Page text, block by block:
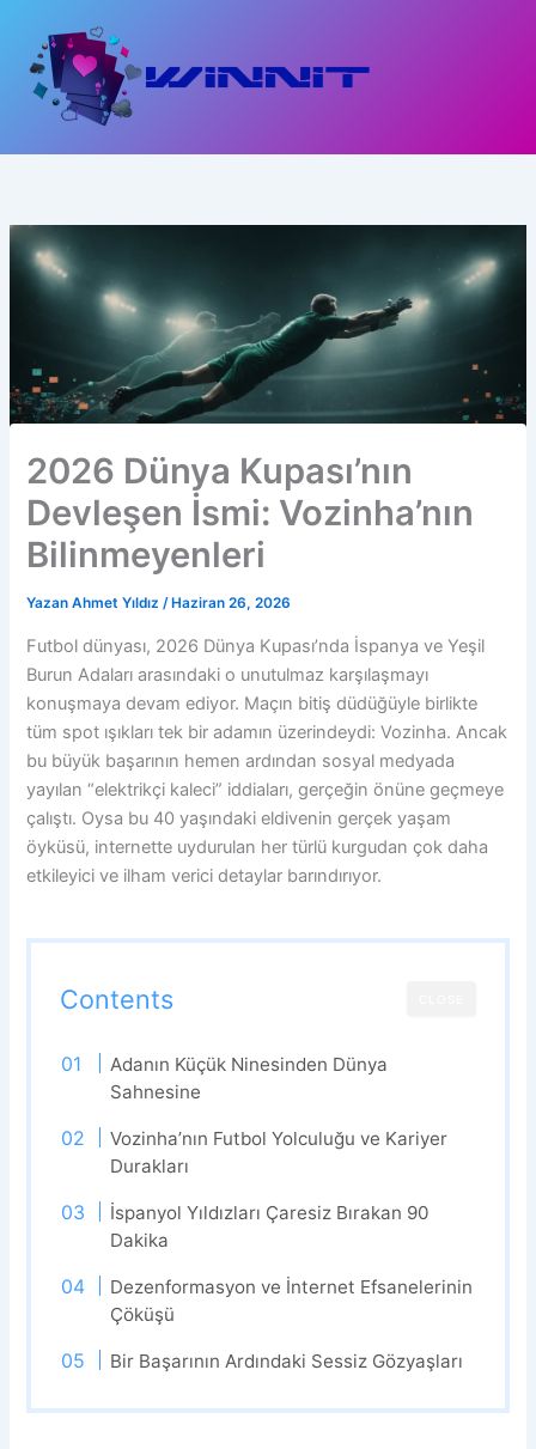
2026 Dünya Kupası’nın
Devleşen İsmi: Vozinha’nın
Bilinmeyenleri
Yazan Ahmet Yıldız/ Haziran 26, 2026
Futbol dünyası, 2026 Dünya Kupası’nda İspanya ve Yeşil
Burun Adaları arasındaki o unutulmaz karşılaşmayı
konuşmaya devam ediyor. Maçın bitiş düdüğüyle birlikte
tüm spot ışıkları tek bir adamın üzerindeydi: Vozinha. Ancak
bu büyük başarının hemen ardından sosyal medyada
yayılan “elektrikçi kaleci” iddiaları, gerçeğin önüne geçmeye
çalıştı. Oysa bu 40 yaşındaki eldivenin gerçek yaşam
öyküsü, internette uydurulan her türlü kurgudan çok daha
etkileyici ve ilham verici detaylar barındırıyor.
Contents
Adanın Küçük Ninesinden Dünya
Sahnesine
Vozinha’nın Futbol Yolculuğu ve Kariyer
Durakları
İspanyol Yıldızları Çaresiz Bırakan 90
Dakika
Dezenformasyon ve İnternet Efsanelerinin
Çöküşü
Bir Başarının Ardındaki Sessiz Gözyaşları